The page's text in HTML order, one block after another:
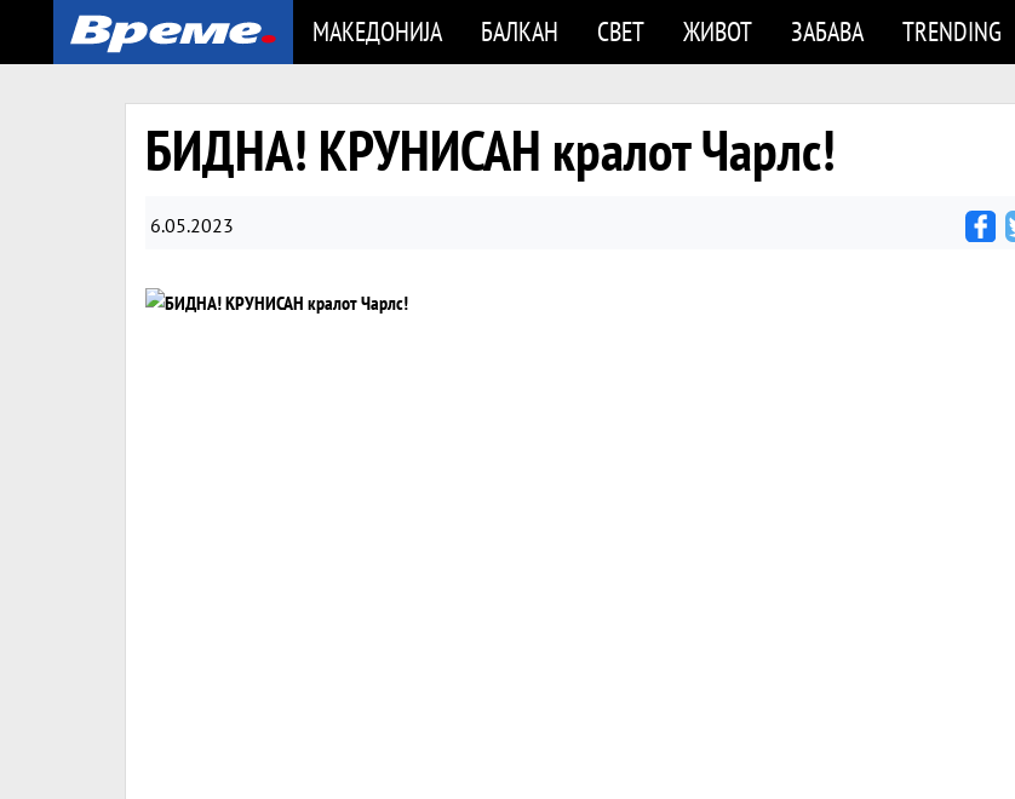
МАКЕДОНИЈА БАЛКАН СВЕТ ЖИВОТ ЗАБАВА TRENDING
БИДНА! КРУНИСАН кралот Чарлс!
6.05.2023